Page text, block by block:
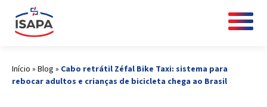
Início » Blog » Cabo retrátil Zéfal Bike Taxi: sistema para
rebocar adultos e crianças de bicicleta chega ao Brasil